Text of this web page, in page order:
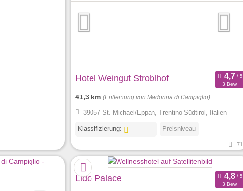
Hotel Weingut Stroblhof
3 Bew.
41,3 km (Entfernung von Madonna di Campiglio)
39057 St. Michael/Eppan, Trentino-Südtirol, Italien
Klassifizierung: Preisniveau
71
Lido Palace
3 Bew.